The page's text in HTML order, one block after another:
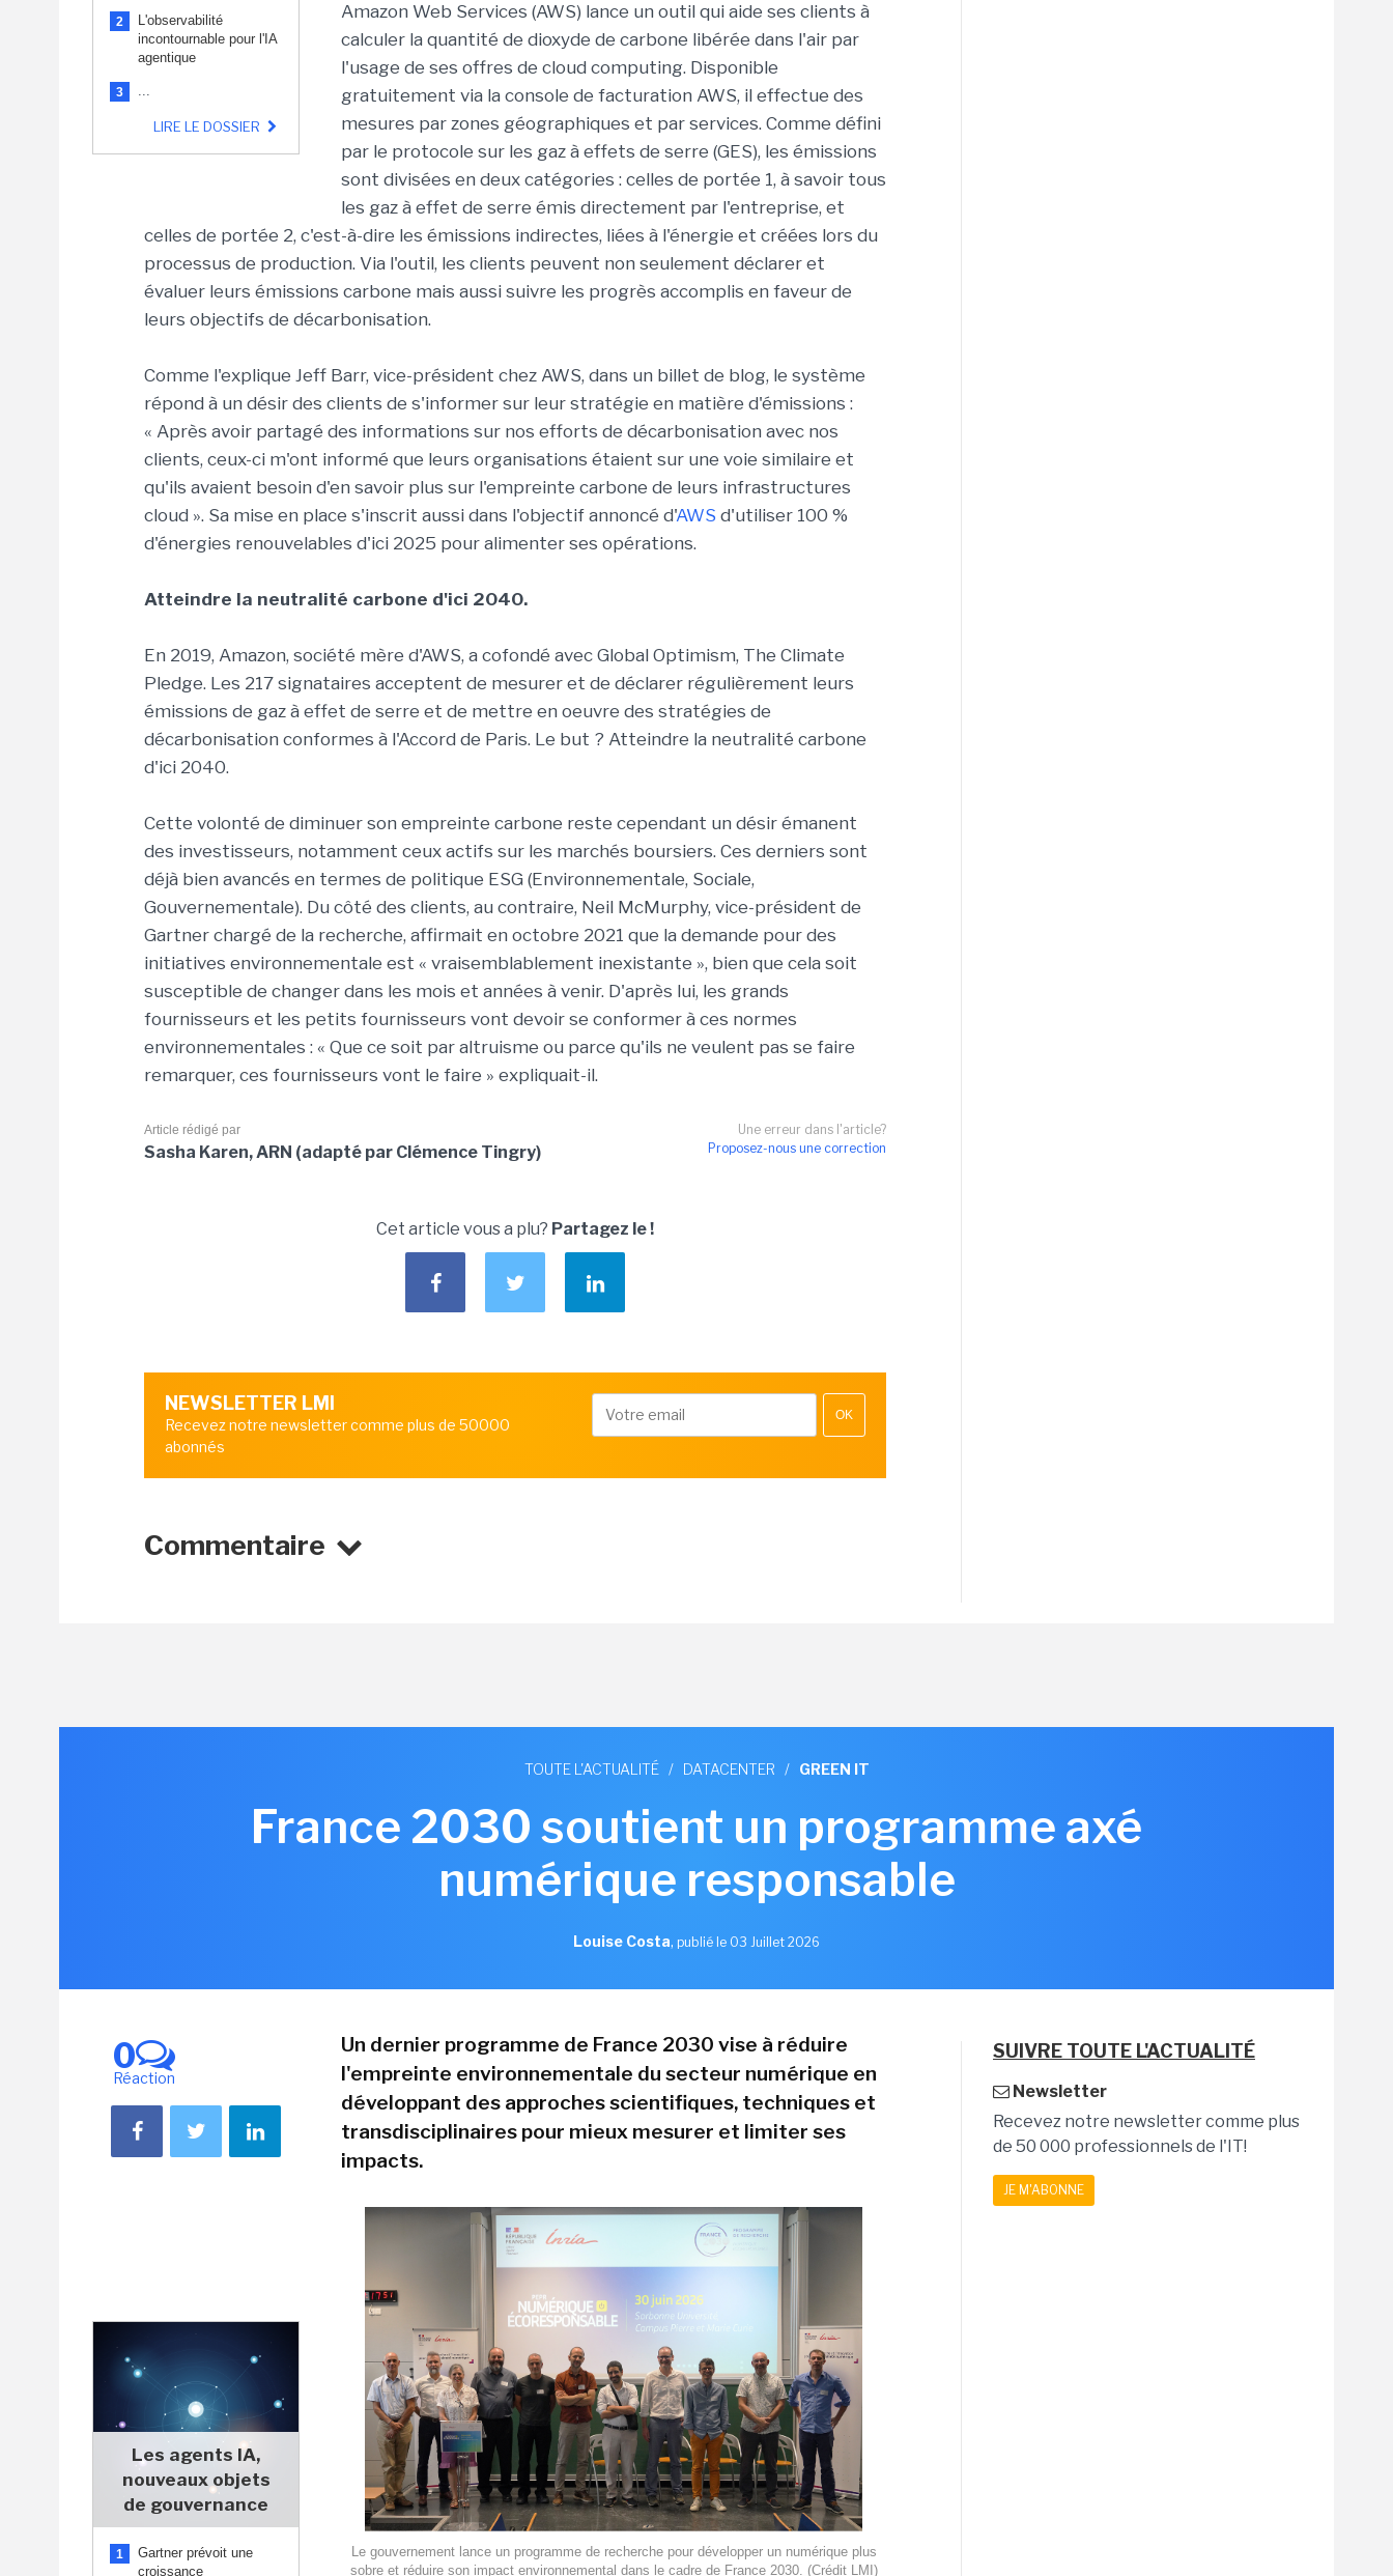
2
L'observabilité
incontournable pour l'IA
agentique
3 ...
LIRE LE DOSSIER
Amazon Web Services (AWS) lance un outil qui aide ses clients à
calculer la quantité de dioxyde de carbone libérée dans l'air par
l'usage de ses offres de cloud computing. Disponible
gratuitement via la console de facturation AWS, il effectue des
mesures par zones géographiques et par services. Comme défini
par le protocole sur les gaz à effets de serre (GES), les émissions
sont divisées en deux catégories : celles de portée 1, à savoir tous
les gaz à effet de serre émis directement par l'entreprise, et
celles de portée 2, c'est-à-dire les émissions indirectes, liées à l'énergie et créées lors du
processus de production. Via l'outil, les clients peuvent non seulement déclarer et
évaluer leurs émissions carbone mais aussi suivre les progrès accomplis en faveur de
leurs objectifs de décarbonisation.
Comme l'explique Jeff Barr, vice-président chez AWS, dans un billet de blog, le système
répond à un désir des clients de s'informer sur leur stratégie en matière d'émissions :
« Après avoir partagé des informations sur nos efforts de décarbonisation avec nos
clients, ceux-ci m'ont informé que leurs organisations étaient sur une voie similaire et
qu'ils avaient besoin d'en savoir plus sur l'empreinte carbone de leurs infrastructures
cloud ». Sa mise en place s'inscrit aussi dans l'objectif annoncé d'AWS d'utiliser 100 %
d'énergies renouvelables d'ici 2025 pour alimenter ses opérations.
Atteindre la neutralité carbone d'ici 2040.
En 2019, Amazon, société mère d'AWS, a cofondé avec Global Optimism, The Climate
Pledge. Les 217 signataires acceptent de mesurer et de déclarer régulièrement leurs
émissions de gaz à effet de serre et de mettre en oeuvre des stratégies de
décarbonisation conformes à l'Accord de Paris. Le but ? Atteindre la neutralité carbone
d'ici 2040.
Cette volonté de diminuer son empreinte carbone reste cependant un désir émanent
des investisseurs, notamment ceux actifs sur les marchés boursiers. Ces derniers sont
déjà bien avancés en termes de politique ESG (Environnementale, Sociale,
Gouvernementale). Du côté des clients, au contraire, Neil McMurphy, vice-président de
Gartner chargé de la recherche, affirmait en octobre 2021 que la demande pour des
initiatives environnementale est « vraisemblablement inexistante », bien que cela soit
susceptible de changer dans les mois et années à venir. D'après lui, les grands
fournisseurs et les petits fournisseurs vont devoir se conformer à ces normes
environnementales : « Que ce soit par altruisme ou parce qu'ils ne veulent pas se faire
remarquer, ces fournisseurs vont le faire » expliquait-il.
Une erreur dans l'article?
Proposez-nous une correction
Article rédigé par
Sasha Karen, ARN (adapté par Clémence Tingry)
Cet article vous a plu? Partagez le !
NEWSLETTER LMI
Recevez notre newsletter comme plus de 50000
abonnés
OK
Commentaire
TOUTE L'ACTUALITÉ / DATACENTER / GREEN IT
France 2030 soutient un programme axé
numérique responsable
Louise Costa, publié le 03 Juillet 2026
0
Réaction
Les agents IA,
nouveaux objets
de gouvernance
1
Gartner prévoit une
croissance
Un dernier programme de France 2030 vise à réduire
l'empreinte environnementale du secteur numérique en
développant des approches scientifiques, techniques et
transdisciplinaires pour mieux mesurer et limiter ses
impacts.
Le gouvernement lance un programme de recherche pour développer un numérique plus
sobre et réduire son impact environnemental dans le cadre de France 2030. (Crédit LMI)
SUIVRE TOUTE L'ACTUALITÉ
Newsletter
Recevez notre newsletter comme plus
de 50 000 professionnels de l'IT!
JE M'ABONNE